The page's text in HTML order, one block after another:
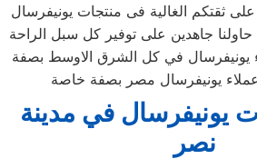
ثقتكم الغالية فى منتجات يونيفرسال
حاولنا جاهدين على توفير كل سبل الراحة
يونيفرسال في كل الشرق الاوسط بصفة
يونيفرسال مصر بصفة خاصة
يونيفرسال في مدينة
نصر